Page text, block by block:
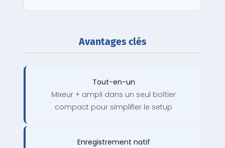
Avantages clés
Tout-en-un
Mixeur + ampli dans un seul boîtier
compact pour simplifier le setup
Enregistrement natif